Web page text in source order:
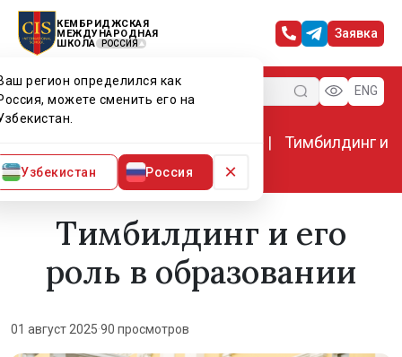
КЕМБРИДЖСКАЯ
МЕЖДУНАРОДНАЯ
ШКОЛА
РОССИЯ
регион определился как
можете сменить его на
Узбекистан Россия ×
Заявка
Меню ENG
Тимбилдинг и
его роль в образовании
Тимбилдинг и его
роль в образовании
01 август 2025·90 просмотров